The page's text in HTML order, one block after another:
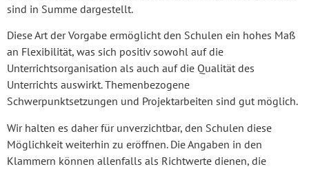
sind in Summe dargestellt.
Diese Art der Vorgabe ermöglicht den Schulen ein hohes Maß
an Flexibilität, was sich positiv sowohl auf die
Unterrichtsorganisation als auch auf die Qualität des
Unterrichts auswirkt. Themenbezogene
Schwerpunktsetzungen und Projektarbeiten sind gut möglich.
Wir halten es daher für unverzichtbar, den Schulen diese
Möglichkeit weiterhin zu eröffnen. Die Angaben in den
Klammern können allenfalls als Richtwerte dienen, die